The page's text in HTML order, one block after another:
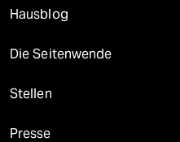
Hausblog
Die Seitenwende
Stellen
Presse